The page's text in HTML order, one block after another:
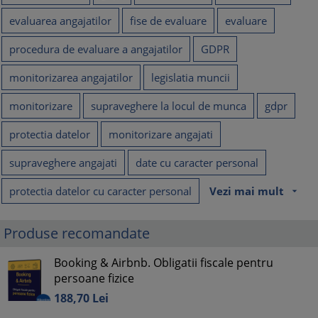
evaluarea angajatilor
fise de evaluare
evaluare
procedura de evaluare a angajatilor
GDPR
monitorizarea angajatilor
legislatia muncii
monitorizare
supraveghere la locul de munca
gdpr
protectia datelor
monitorizare angajati
supraveghere angajati
date cu caracter personal
protectia datelor cu caracter personal
Vezi mai mult arrow_drop_down
Produse recomandate
Booking & Airbnb. Obligatii fiscale pentru
persoane fizice
188,70 Lei